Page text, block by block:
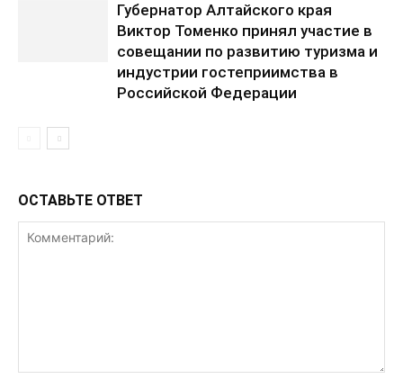
Губернатор Алтайского края
Виктор Томенко принял участие в
совещании по развитию туризма и
индустрии гостеприимства в
Российской Федерации
ОСТАВЬТЕ ОТВЕТ